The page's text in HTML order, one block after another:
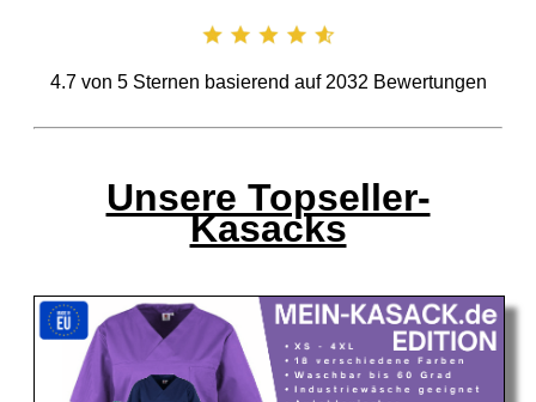
4.7von 5Sternen basierend auf 2032 Bewertungen
Unsere Topseller-
Kasacks